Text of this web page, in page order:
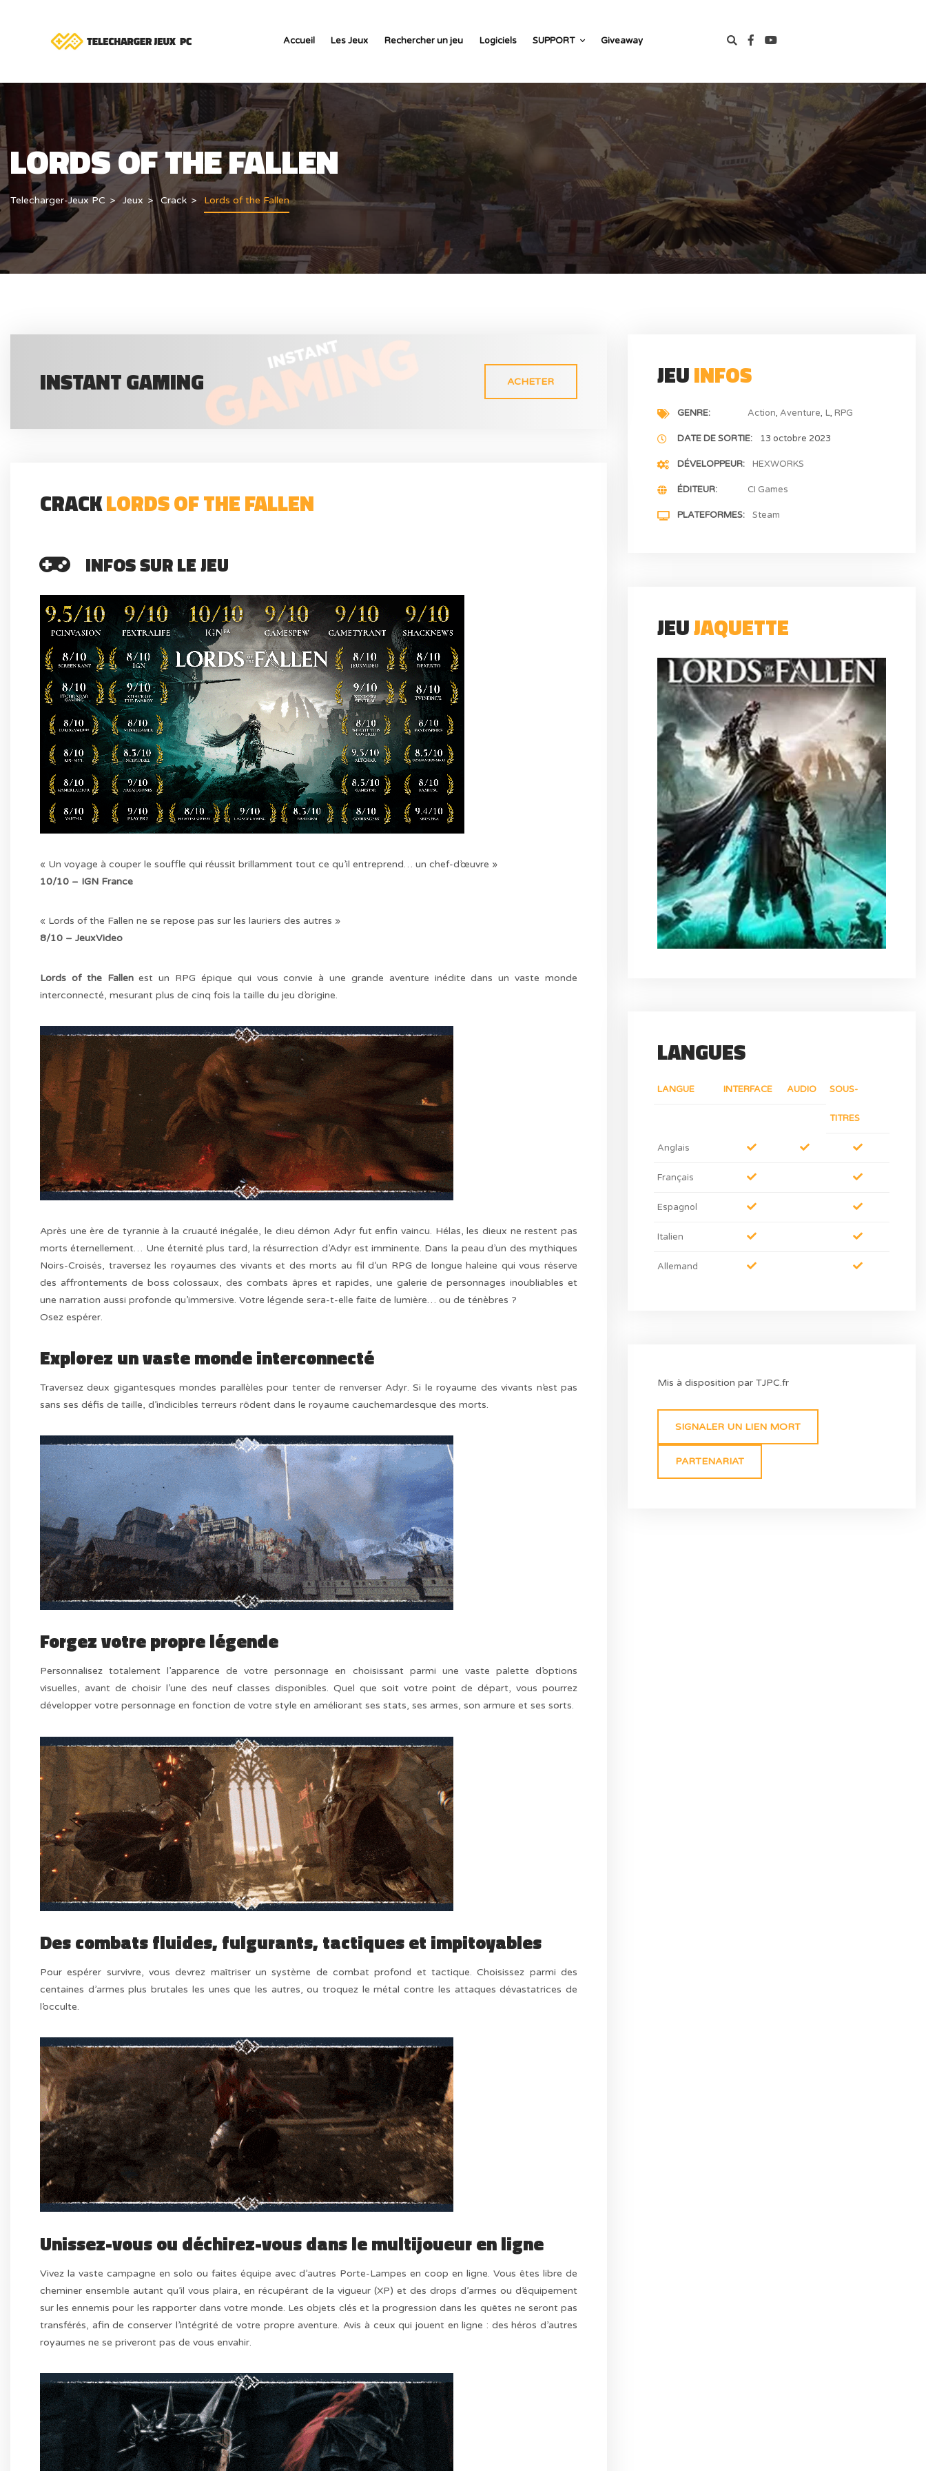
Accueil Les Jeux Rechercher un jeu Logiciels SUPPORT Giveaway
LORDS OF THE FALLEN
Telecharger-Jeux PC Jeux Crack Lords of the Fallen
INSTANT GAMING ACHETER
CRACKLORDS OF THE FALLEN
INFOS SUR LE JEU
« Un voyage à couper le souffle qui réussit brillamment tout ce qu’il entreprend… un chef-d’œuvre »
10/10 – IGN France
« Lords of the Fallen ne se repose pas sur les lauriers des autres »
8/10 – JeuxVideo
Lords of the Fallenest un RPG épique qui vous convie à une grande aventure inédite dans un vaste monde
interconnecté, mesurant plus de cinq fois la taille du jeu d’origine.
Après une ère de tyrannie à la cruauté inégalée, le dieu démon Adyr fut enfin vaincu. Hélas, les dieux ne restent pas
morts éternellement… Une éternité plus tard, la résurrection d’Adyr est imminente. Dans la peau d’un des mythiques
Noirs-Croisés, traversez les royaumes des vivants et des morts au fil d’un RPG de longue haleine qui vous réserve
des affrontements de boss colossaux, des combats âpres et rapides, une galerie de personnages inoubliables et
une narration aussi profonde qu’immersive. Votre légende sera-t-elle faite de lumière… ou de ténèbres ?
Osez espérer.
Explorez un vaste monde interconnecté
Traversez deux gigantesques mondes parallèles pour tenter de renverser Adyr. Si le royaume des vivants n’est pas
sans ses défis de taille, d’indicibles terreurs rôdent dans le royaume cauchemardesque des morts.
Forgez votre propre légende
Personnalisez totalement l’apparence de votre personnage en choisissant parmi une vaste palette d’options
visuelles, avant de choisir l’une des neuf classes disponibles. Quel que soit votre point de départ, vous pourrez
développer votre personnage en fonction de votre style en améliorant ses stats, ses armes, son armure et ses sorts.
Des combats fluides, fulgurants, tactiques et impitoyables
Pour espérer survivre, vous devrez maîtriser un système de combat profond et tactique. Choisissez parmi des
centaines d’armes plus brutales les unes que les autres, ou troquez le métal contre les attaques dévastatrices de
l’occulte.
Unissez-vous ou déchirez-vous dans le multijoueur en ligne
Vivez la vaste campagne en solo ou faites équipe avec d’autres Porte-Lampes en coop en ligne. Vous êtes libre de
cheminer ensemble autant qu’il vous plaira, en récupérant de la vigueur (XP) et des drops d’armes ou d’équipement
sur les ennemis pour les rapporter dans votre monde. Les objets clés et la progression dans les quêtes ne seront pas
transférés, afin de conserver l’intégrité de votre propre aventure. Avis à ceux qui jouent en ligne : des héros d’autres
royaumes ne se priveront pas de vous envahir.
JEUINFOS
GENRE Action Aventure L RPG
DATE DE SORTIE 13 octobre 2023
DÉVELOPPEUR HEXWORKS
ÉDITEUR CI Games
PLATEFORMES Steam
JEUJAQUETTE
LANGUES
LANGUE INTERFACE AUDIO SOUS-
TITRES
Anglais
Français
Espagnol
Italien
Allemand
Mis à disposition par TJPC.fr
SIGNALER UN LIEN MORT
PARTENARIAT